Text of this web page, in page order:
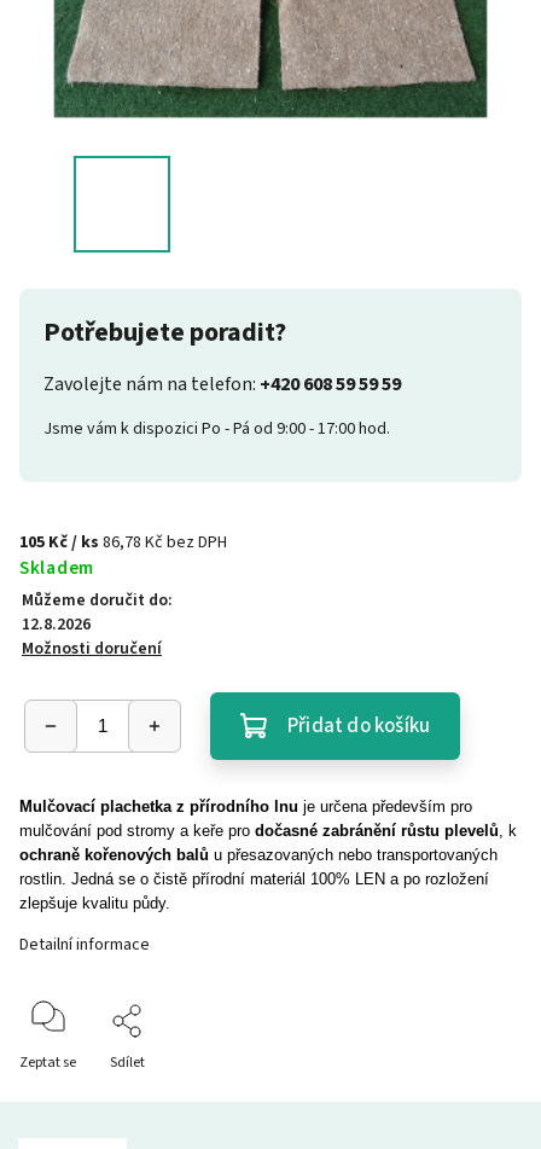
Potřebujete poradit?
Zavolejte nám na telefon: +420 608 59 59 59
Jsme vám k dispozici Po - Pá od 9:00 - 17:00 hod.
105 Kč/ ks 86,78 Kč bez DPH
Skladem
Můžeme doručit do:
12.8.2026
Možnosti doručení
Přidat do košíku
Mulčovací plachetka z přírodního lnu je určena především pro
mulčování pod stromy a keře pro dočasné zabránění růstu plevelů, k
ochraně kořenových balů u přesazovaných nebo transportovaných
rostlin. Jedná se o čistě přírodní materiál 100% LEN a po rozložení
zlepšuje kvalitu půdy.
Detailní informace
Zeptat se Sdílet